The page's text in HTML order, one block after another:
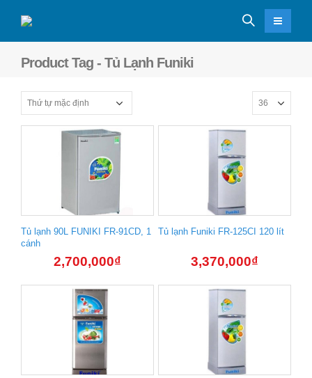
Product Tag - Tủ Lạnh Funiki
Tủ lạnh 90L FUNIKI FR-91CD, 1
cánh
2,700,000₫
Tủ lạnh Funiki FR-125CI 120 lít
3,370,000₫